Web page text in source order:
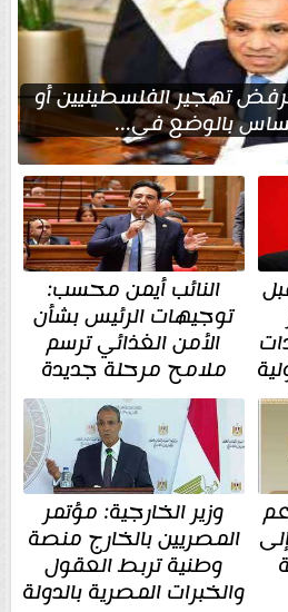
تهجير الفلسطينيين أو
بالوضع في...
النائب أيمن محسب:
توجيهات الرئيس بشأن
الأمن الغذائي ترسم
ملامح مرحلة جديدة
وزير الخارجية: مؤتمر
المصريين بالخارج منصة
وطنية تربط العقول
والخبرات المصرية بالدولة